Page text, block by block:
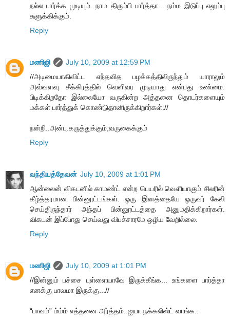
நல்ல பார்க்க முடியும். நாம திரும்பி பார்த்தா... நம்ம இடுப்பு எலும்பு
சுளுக்கிக்கும்.
Reply
மணிஜி
July 10, 2009 at 12:59 PM
//அடிமையாகிவிட்ட எந்தவித பழக்கத்திலிருந்தும் யாராலும்
அவ்வளவு சீக்கிரத்தில் வெளிவர முடியாது என்பது உண்மை.
பிடிக்கிறதோ இல்லையோ வருகின்ற அத்தனை தொடர்களையும்
மக்கள் பார்த்துக் கொண்டுதானிருக்கிறார்கள்.//
நன்றி..அன்பு.கருத்துக்கும்,வருகைக்கும்
Reply
வந்தியத்தேவன் July 10, 2009 at 1:01 PM
ஆன்லைன் விகடனில் காமண்ட் என்ற பெயரில் வெளியாகும் சிலரின்
கீழ்த்தரமான பின்னூட்டங்கள். ஒரு இனத்தையே ஒருவர் கேலி
செய்திருந்தார் அந்தப் பின்னூட்டத்தை அனுமதிக்கிறார்கள்.
விகடன் இப்போது செய்வது விபச்சாரமே ஒழிய வேறில்லை.
Reply
மணிஜி
July 10, 2009 at 1:01 PM
//இன்னும் பச்சை புள்ளையாவே இருக்கீங்க... உங்களை பார்த்தா
எனக்கு பாவமா இருக்கு...//
“பாவம்” ம்ம்ம் எத்தனை அர்த்தம்..ஐயா நக்கலிஸ்ட் வாங்க..